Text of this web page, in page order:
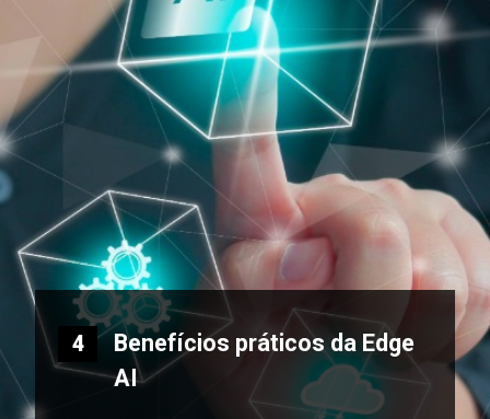
Benefícios práticos da Edge
AI
4